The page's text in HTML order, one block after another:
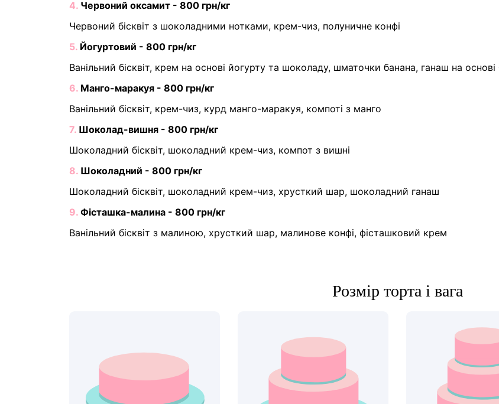
4. Червоний оксамит - 800 грн/кг
Червоний бісквіт з шоколадними нотками, крем-чиз, полуничне конфі
5. Йогуртовий - 800 грн/кг
Ванільний бісквіт, крем на основі йогурту та шоколаду, шматочки банана, ганаш на
6. Манго-маракуя - 800 грн/кг
Ванільний бісквіт, крем-чиз, курд манго-маракуя, компоті з манго
7. Шоколад-вишня - 800 грн/кг
Шоколадний бісквіт, шоколадний крем-чиз, компот з вишні
8. Шоколадний - 800 грн/кг
Шоколадний бісквіт, шоколадний крем-чиз, хрусткий шар, шоколадний ганаш
9. Фісташка-малина - 800 грн/кг
Ванільний бісквіт з малиною, хрусткий шар, малинове конфі, фісташковий крем
Розмір торта і вага